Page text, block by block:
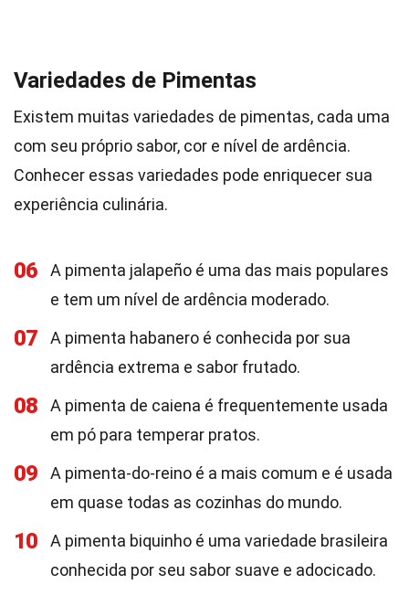
Variedades de Pimentas
Existem muitas variedades de pimentas, cada uma
com seu próprio sabor, cor e nível de ardência.
Conhecer essas variedades pode enriquecer sua
experiência culinária.
06
A pimenta jalapeño é uma das mais populares
e tem um nível de ardência moderado.
07
A pimenta habanero é conhecida por sua
ardência extrema e sabor frutado.
08
A pimenta de caiena é frequentemente usada
em pó para temperar pratos.
09
A pimenta-do-reino é a mais comum e é usada
em quase todas as cozinhas do mundo.
10
A pimenta biquinho é uma variedade brasileira
conhecida por seu sabor suave e adocicado.